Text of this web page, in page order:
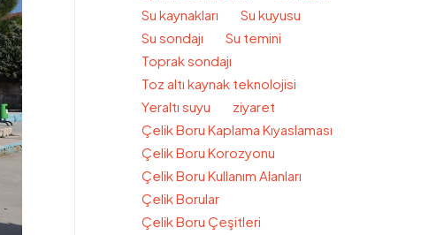
Su kaynakları
Su kuyusu
Su sondajı
Su temini
Toprak sondajı
Toz altı kaynak teknolojisi
Yeraltı suyu
ziyaret
Çelik Boru Kaplama Kıyaslaması
Çelik Boru Korozyonu
Çelik Boru Kullanım Alanları
Çelik Borular
Çelik Boru Çeşitleri